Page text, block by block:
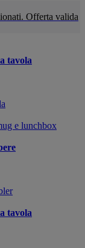
Offerta valida
tavola
e lunchbox
tavola